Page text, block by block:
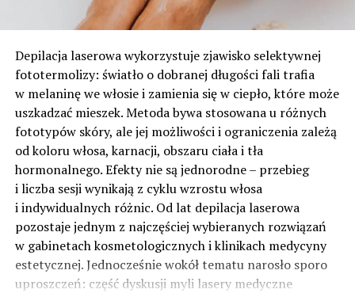
Depilacja laserowa wykorzystuje zjawisko selektywnej
fototermolizy: światło o dobranej długości fali trafia
w melaninę we włosie i zamienia się w ciepło, które może
uszkadzać mieszek. Metoda bywa stosowana u różnych
fototypów skóry, ale jej możliwości i ograniczenia zależą
od koloru włosa, karnacji, obszaru ciała i tła
hormonalnego. Efekty nie są jednorodne – przebieg
i liczba sesji wynikają z cyklu wzrostu włosa
i indywidualnych różnic. Od lat depilacja laserowa
pozostaje jednym z najczęściej wybieranych rozwiązań
w gabinetach kosmetologicznych i klinikach medycyny
estetycznej. Jednocześnie wokół tematu narosło sporo
uproszczeń: część dyskusji myli lasery medyczne